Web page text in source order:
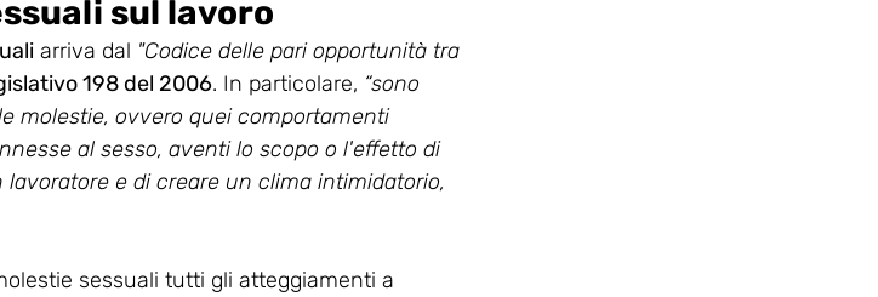
sul lavoro
arriva dal "Codice delle pari opportunità tra
198 del 2006. In particolare, “sono
molestie, ovvero quei comportamenti
al sesso, aventi lo scopo o l'effetto di
e di creare un clima intimidatorio,
sessuali tutti gli atteggiamenti a